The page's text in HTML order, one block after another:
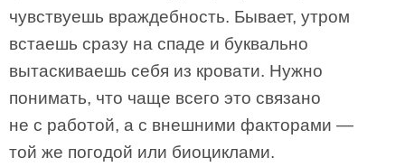
чувствуешь враждебность. Бывает, утром
встаешь сразу на спаде и буквально
вытаскиваешь себя из кровати. Нужно
понимать, что чаще всего это связано
не с работой, а с внешними факторами —
той же погодой или биоциклами.